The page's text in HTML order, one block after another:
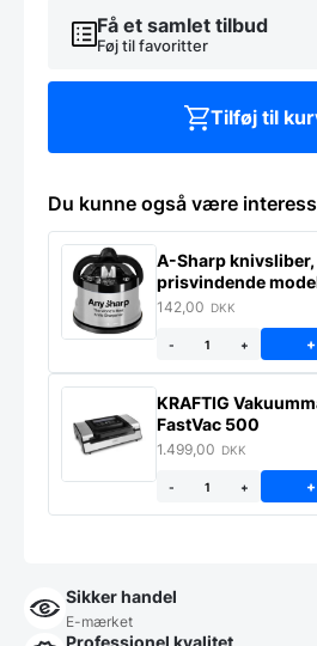
Få et samlet tilbud
Føj til favoritter
Tilføj til
Du kunne også være
A-Sharp knivsliber,
prisvindende
142,00 DKK
- +
KRAFTIG
FastVac 500
1.499,00 DKK
- +
Sikker handel
E-mærket